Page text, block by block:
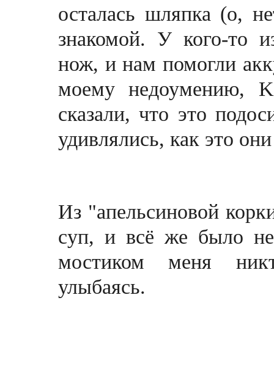
осталась шляпка (о,
знакомой. У кого-то
нож, и нам помогли
моему недоумению,
сказали, что это
удивлялись, как это
Из "апельсиновой
суп, и всё же было
мостиком меня
улыбаясь.